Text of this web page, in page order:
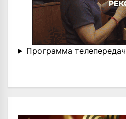
Программа телепередач